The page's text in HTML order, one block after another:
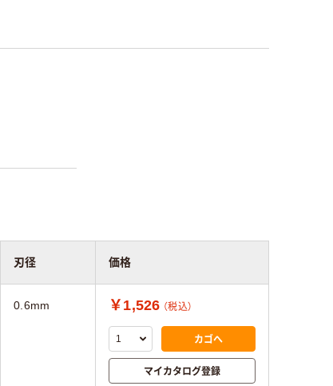
刃径 価格
0.6mm ￥1,526 （税込）
カゴへ
マイカタログ登録